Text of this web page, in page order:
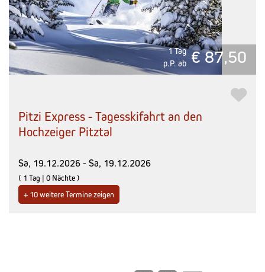
1 Tag
p.P. ab € 87,50
Pitzi Express - Tagesskifahrt an den
Hochzeiger Pitztal
Sa, 19.12.2026 - Sa, 19.12.2026
( 1 Tag | 0 Nächte )
+ 10 weitere Termine zeigen